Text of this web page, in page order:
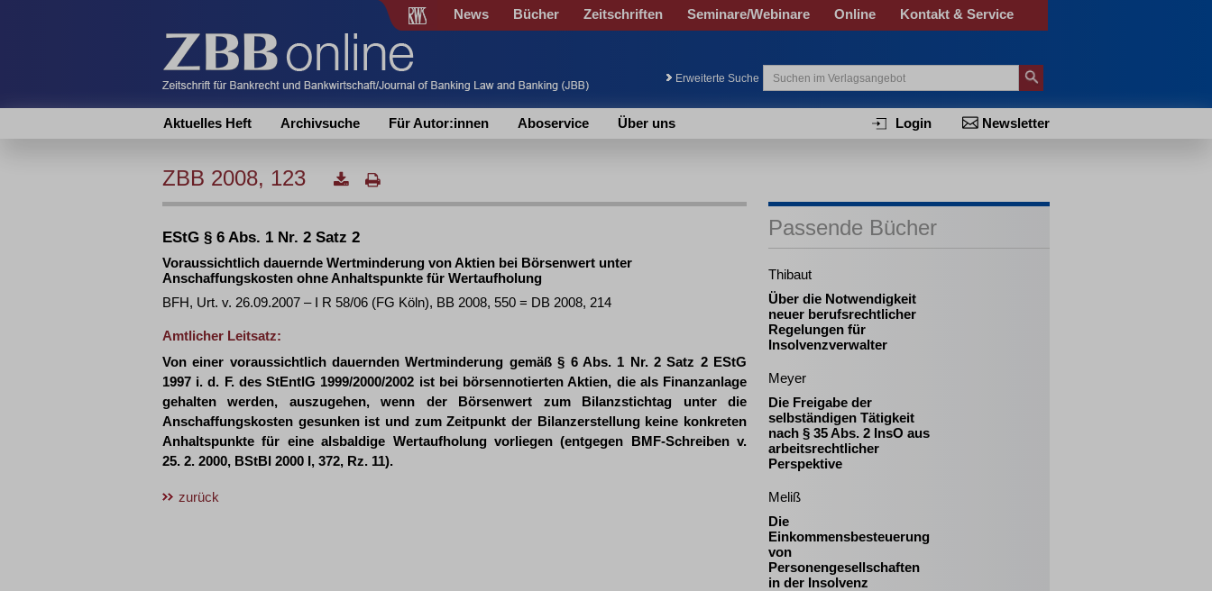
News Bücher Zeitschriften Seminare/Webinare Online Kontakt & Service
Erweiterte Suche
Aktuelles Heft Archivsuche Für Autor:innen Aboservice Über uns Newsletter
Login
ZBB 2008, 123
EStG § 6 Abs. 1 Nr. 2 Satz 2
Voraussichtlich dauernde Wertminderung von Aktien bei Börsenwert unter
Anschaffungskosten ohne Anhaltspunkte für Wertaufholung
BFH, Urt. v. 26.09.2007 – I R 58/06 (FG Köln), BB 2008, 550 = DB 2008, 214
Amtlicher Leitsatz:
Von einer voraussichtlich dauernden Wertminderung gemäß § 6 Abs. 1 Nr. 2 Satz 2 EStG
1997 i. d. F. des StEntlG 1999/2000/2002 ist bei börsennotierten Aktien, die als Finanzanlage
gehalten werden, auszugehen, wenn der Börsenwert zum Bilanzstichtag unter die
Anschaffungskosten gesunken ist und zum Zeitpunkt der Bilanzerstellung keine konkreten
Anhaltspunkte für eine alsbaldige Wertaufholung vorliegen (entgegen BMF-Schreiben v.
25. 2. 2000, BStBl 2000 I, 372, Rz. 11).
zurück
Passende Bücher
Thibaut
Über die Notwendigkeit
neuer berufsrechtlicher
Regelungen für
Insolvenzverwalter
Meyer
Die Freigabe der
selbständigen Tätigkeit
nach § 35 Abs. 2 InsO aus
arbeitsrechtlicher
Perspektive
Meliß
Die
Einkommensbesteuerung
von
Personengesellschaften
in der Insolvenz